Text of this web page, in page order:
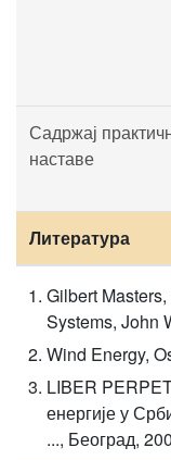
Садржај
наставе
Литература
Gilbert
Systems, John
Wind Energy,
LIBER
енергије у
..., Београд,